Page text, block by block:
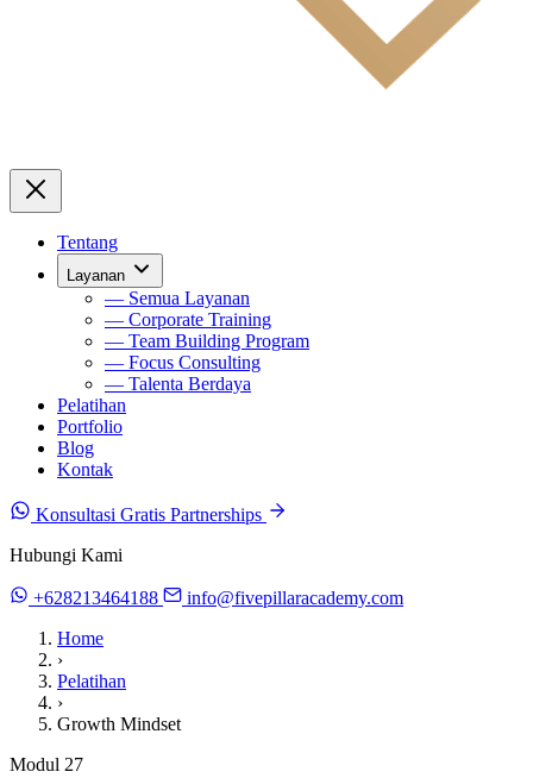
Tentang
Layanan
— Semua Layanan
— Corporate Training
— Team Building Program
— Focus Consulting
— Talenta Berdaya
Pelatihan
Portfolio
Blog
Kontak
Konsultasi Gratis Partnerships
Hubungi Kami
+628213464188
info@fivepillaracademy.com
Home
›
Pelatihan
›
Growth Mindset
Modul 27